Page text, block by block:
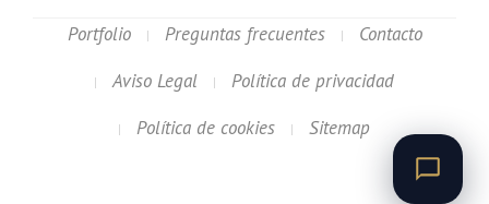
Portfolio
Preguntas frecuentes
Contacto
Aviso Legal
Política de privacidad
Política de cookies
Sitemap